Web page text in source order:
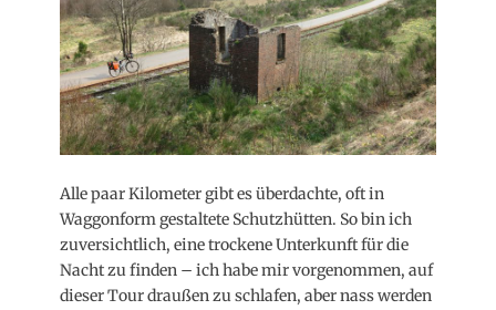
Alle paar Kilometer gibt es überdachte, oft in
Waggonform gestaltete Schutzhütten. So bin ich
zuversichtlich, eine trockene Unterkunft für die
Nacht zu finden – ich habe mir vorgenommen, auf
dieser Tour draußen zu schlafen, aber nass werden